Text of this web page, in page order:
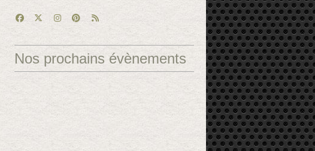
Nos prochains évènements